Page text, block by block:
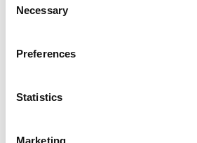
Selection
Necessary
Preferences
Statistics
Marketing
Läs mer